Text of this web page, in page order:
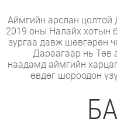
Аймгийн арслан цолтой
2019 оны Налайх хотын
зургаа давж шөвгөрөн
Дараагаар нь Төв
наадамд аймгийн
өвдөг шороодон